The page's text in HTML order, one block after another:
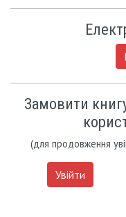
Замовити
(для продовження
Увійти